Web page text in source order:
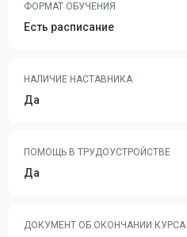
ФОРМАТ ОБУЧЕНИЯ
Есть расписание
НАЛИЧИЕ НАСТАВНИКА
Да
ПОМОЩЬ В ТРУДОУСТРОЙСТВЕ
Да
ДОКУМЕНТ ОБ ОКОНЧАНИИ КУРСА